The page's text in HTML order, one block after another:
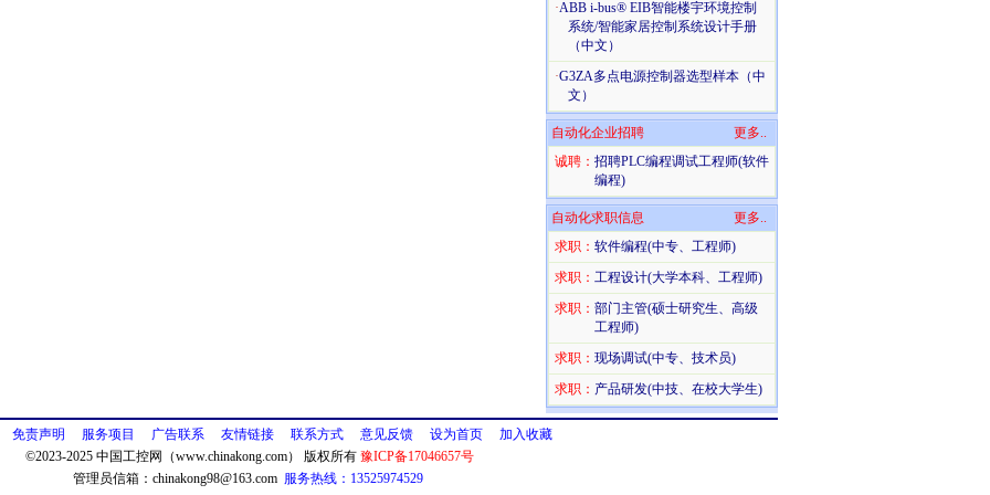
·ABB i-bus® EIB智能楼宇环境控制
系统/智能家居控制系统设计手册
（中文）
·G3ZA多点电源控制器选型样本（中
文）
自动化企业招聘
更多..
诚聘： 招聘PLC编程调试工程师(软件
编程)
自动化求职信息
更多..
求职： 软件编程(中专、工程师)
求职： 工程设计(大学本科、工程师)
求职： 部门主管(硕士研究生、高级
工程师)
求职： 现场调试(中专、技术员)
求职： 产品研发(中技、在校大学生)
免责声明 服务项目 广告联系 友情链接 联系方式 意见反馈 设为首页
加入收藏
©2023-2025 中国工控网（www.chinakong.com） 版权所有 豫ICP备17046657号
管理员信箱： chinakong98@163.com 服务热线：13525974529